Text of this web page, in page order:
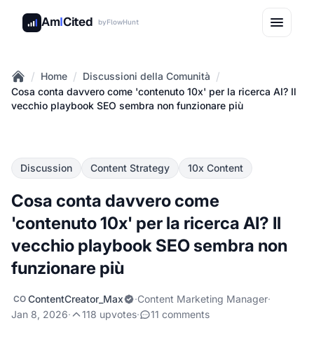
AmICited byFlowHunt
Home
/ Home / Discussioni della Comunità /
Cosa conta davvero come 'contenuto 10x' per la ricerca AI? Il
vecchio playbook SEO sembra non funzionare più
Discussion Content Strategy 10x Content
Cosa conta davvero come
'contenuto 10x' per la ricerca AI? Il
vecchio playbook SEO sembra non
funzionare più
CO ContentCreator_Max ·Content Marketing Manager·
Jan 8, 2026· 118 upvotes· 11 comments